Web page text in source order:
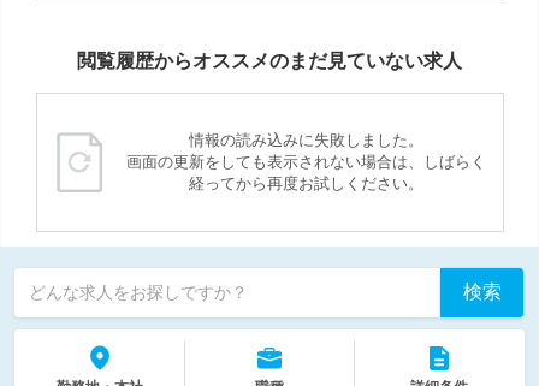
閲覧履歴からオススメのまだ見ていない求人
情報の読み込みに失敗しました。
画面の更新をしても表示されない場合は、しばらく
経ってから再度お試しください。
どんな求人をお探しですか？ 検索